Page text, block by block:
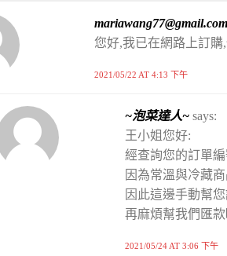
mariawang77@gmail.com
您好,我已在網路上訂
2021/05/22 AT 4:13 下午
~泡菜達人~ says:
王小姐您好:
經查詢您的訂單編
因為常溫與冷藏
因此這邊手動幫
再麻煩幫我們匯
2021/05/24 AT 3:06 下午